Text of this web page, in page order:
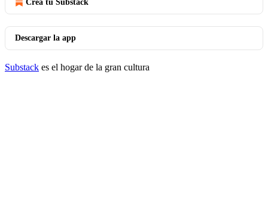
Crea tu Substack
Descargar la app
Substack es el hogar de la gran cultura